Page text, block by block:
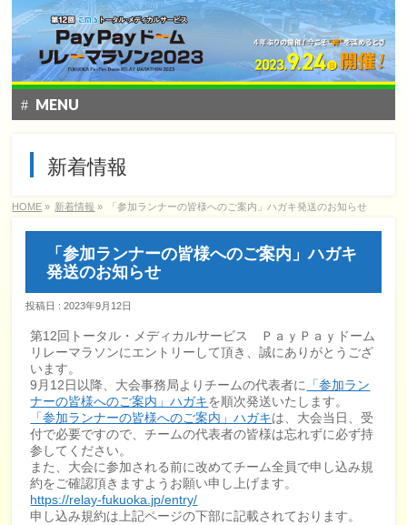
MENU
大会概要
エントリー
コース&アクセス
Q&A | お問い合わせ
大会の様子
新着情報
HOME » 新着情報 » 「参加ランナーの皆様へのご案内」ハガキ発送のお知らせ
「参加ランナーの皆様へのご案内」ハガキ
発送のお知らせ
投稿日 : 2023年9月12日
第12回トータル・メディカルサービス ＰａｙＰａｙドーム
リレーマラソンにエントリーして頂き、誠にありがとうござ
います。
9月12日以降、大会事務局よりチームの代表者に 「参加ラン
ナーの皆様へのご案内」ハガキを順次発送いたします。
「参加ランナーの皆様へのご案内」ハガキは、大会当日、受
付で必要ですので、チームの代表者の皆様は忘れずに必ず持
参してください。
また、大会に参加される前に改めてチーム全員で申し込み規
約をご確認頂きますようお願い申し上げます。
https://relay-fukuoka.jp/entry/
申し込み規約は上記ページの下部に記載されております。